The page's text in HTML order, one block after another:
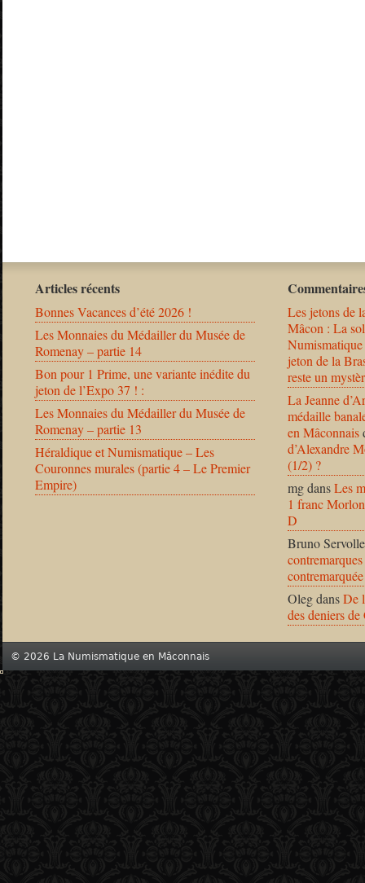
Articles récents
Bonnes Vacances d’été 2026 !
Les Monnaies du Médailler du Musée de
Romenay – partie 14
Bon pour 1 Prime, une variante inédite du
jeton de l’Expo 37 ! :
Les Monnaies du Médailler du Musée de
Romenay – partie 13
Héraldique et Numismatique – Les
Couronnes murales (partie 4 – Le Premier
Empire)
Les jetons de
Mâcon : La
jeton de la
reste un
La Jeanne
médaille
en Mâconnais
d’Alexandre
(1/2) ?
mgdansLes
1 franc
D
Bruno Servolle
OlegdansDe
des deniers
© 2026 La Numismatique en Mâconnais